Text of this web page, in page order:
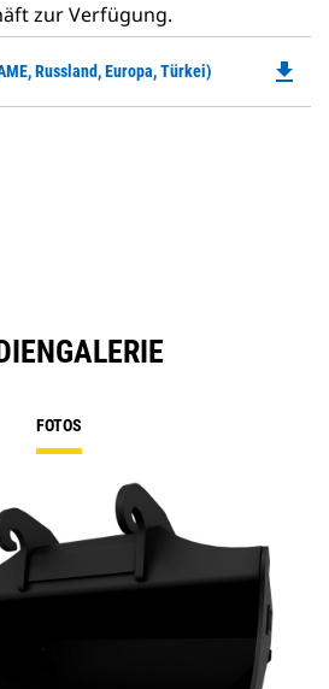
zur Verfügung.
Russland, Europa, Türkei) file_download
FOTOS